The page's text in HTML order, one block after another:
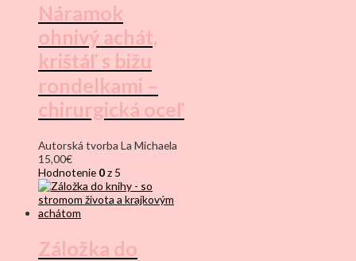
Náramok
ohnivý achát,
krištáľ s bižu
rondelkami –
chirurgická oceľ
Autorská tvorba La Michaela
15,00€
Hodnotenie 0z 5
Záložka do